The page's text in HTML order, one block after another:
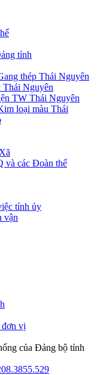
tỉnh
thép Thái Nguyên
Nguyên
TW Thái Nguyên
loại màu Thái
và các Đoàn thể
tỉnh ủy
vận
vị
của Đảng bộ tỉnh